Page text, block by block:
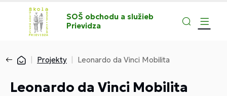
SOŠ obchodu a služieb
Prievidza
Projekty Leonardo da Vinci Mobilita
Leonardo da Vinci Mobilita